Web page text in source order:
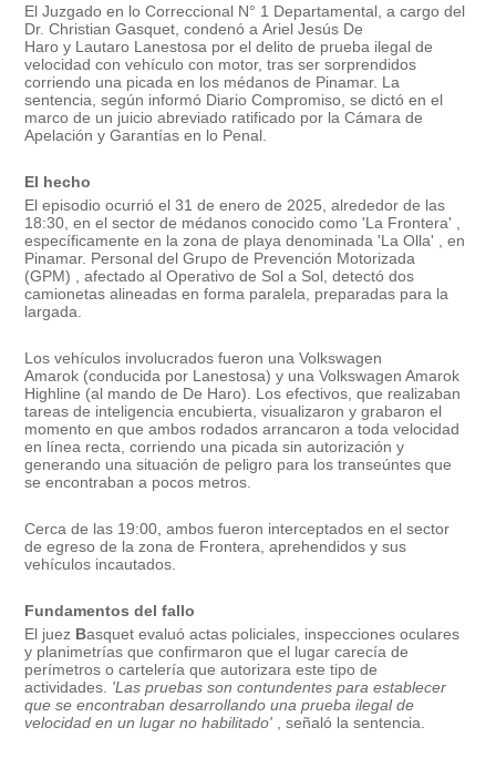
ElJuzgado en lo Correccional N° 1 Departamental , a cargo del
Dr.Christian Gasquet , condenó aAriel Jesús De
Haro y Lautaro Lanestosa por el delito de prueba ilegal de
velocidad con vehículo con motor, tras ser sorprendidos
corriendo una picada en los médanos de Pinamar. La
sentencia, según informó Diario Compromiso, se dictó en el
marco de un juicio abreviado ratificado por la Cámara de
Apelación y Garantías en lo Penal.
El hecho
El episodio ocurrió el 31 de enero de 2025, alrededor de las
18:30, en el sector de médanos conocido como 'La Frontera' ,
específicamente en la zona de playa denominada 'La Olla' , en
Pinamar. Personal del Grupo de Prevención Motorizada
(GPM) , afectado al Operativo de Sol a Sol, detectó dos
camionetas alineadas en forma paralela, preparadas para la
largada.
Los vehículos involucrados fueron unaVolkswagen
Amarok (conducida por Lanestosa) y unaVolkswagen Amarok
Highline (al mando de De Haro). Los efectivos, que realizaban
tareas de inteligencia encubierta, visualizaron y grabaron el
momento en que ambos rodados arrancaron a toda velocidad
en línea recta, corriendo una picada sin autorización y
generando una situación de peligro para los transeúntes que
se encontraban a pocos metros.
Cerca de las 19:00 , ambos fueron interceptados en el sector
de egreso de la zona de Frontera, aprehendidos y sus
vehículos incautados.
Fundamentos del fallo
El juez Basquet evaluó actas policiales, inspecciones oculares
y planimetrías que confirmaron que el lugar carecía de
perímetros o cartelería que autorizara este tipo de
actividades. 'Las pruebas son contundentes para establecer
que se encontraban desarrollando una prueba ilegal de
velocidad en un lugar no habilitado' , señaló la sentencia.